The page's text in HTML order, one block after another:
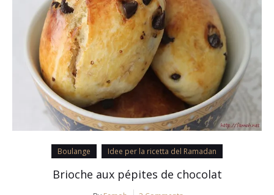
Boulange Idee per la ricetta del Ramadan
Brioche aux pépites de chocolat